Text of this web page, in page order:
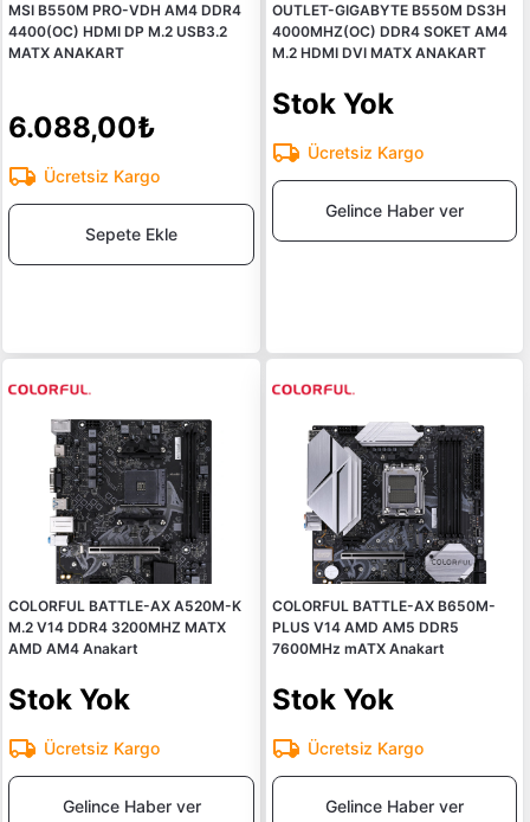
MSI B550M PRO-VDH AM4 DDR4
4400(OC) HDMI DP M.2 USB3.2
MATX ANAKART
6.088,00₺
Ücretsiz Kargo
Sepete Ekle
OUTLET-GIGABYTE B550M DS3H
4000MHZ(OC) DDR4 SOKET AM4
M.2 HDMI DVI MATX ANAKART
Stok Yok
Ücretsiz Kargo
Gelince Haber ver
COLORFUL BATTLE-AX A520M-K
M.2 V14 DDR4 3200MHZ MATX
AMD AM4 Anakart
Stok Yok
Ücretsiz Kargo
Gelince Haber ver
COLORFUL BATTLE-AX B650M-
PLUS V14 AMD AM5 DDR5
7600MHz mATX Anakart
Stok Yok
Ücretsiz Kargo
Gelince Haber ver